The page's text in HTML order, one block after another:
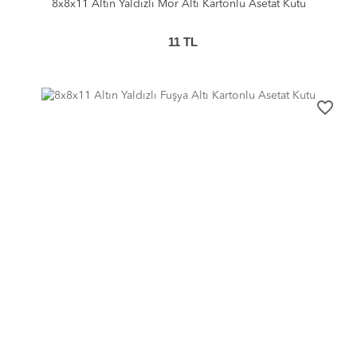
8x8x11 Altın Yaldızlı Mor Altı Kartonlu Asetat Kutu
11TL
favorite_border